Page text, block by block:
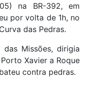
na BR-392, em
por volta de 1h, no
das Pedras.
Missões, dirigia
Xavier a Roque
contra pedras.